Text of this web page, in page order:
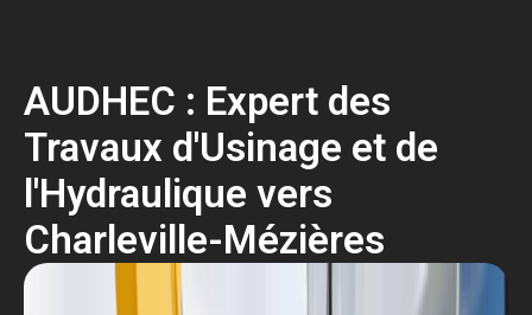
AUDHEC : Expert des
Travaux d'Usinage et de
l'Hydraulique vers
Charleville-Mézières